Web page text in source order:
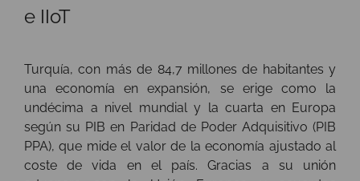
e IIoT
Turquía, con más de 84,7 millones de habitantes y
una economía en expansión, se erige como la
undécima a nivel mundial y la cuarta en Europa
según su PIB en Paridad de Poder Adquisitivo (PIB
PPA), que mide el valor de la economía ajustado al
coste de vida en el país. Gracias a su unión